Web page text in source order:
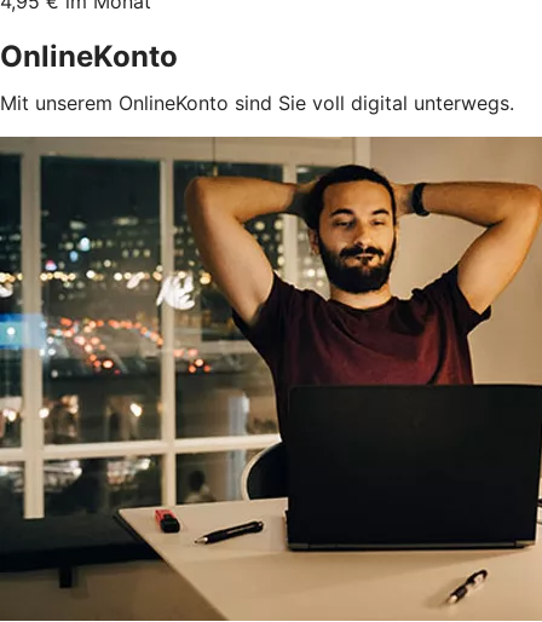
OnlineKonto
Mit unserem OnlineKonto sind Sie voll digital unterwegs.